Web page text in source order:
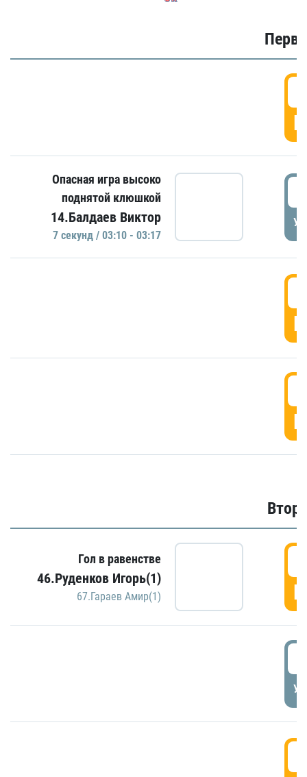
Опасная игра высоко
поднятой клюшкой
14.Балдаев Виктор
7 секунд / 03:10 - 03:17
Гол в равенстве
46.Руденков Игорь(1)
67.Гараев Амир(1)